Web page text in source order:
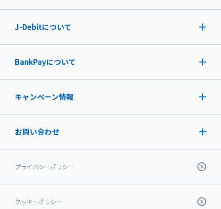
J-Debitについて
BankPayについて
キャンペーン情報
お問い合わせ
プライバシーポリシー
クッキーポリシー